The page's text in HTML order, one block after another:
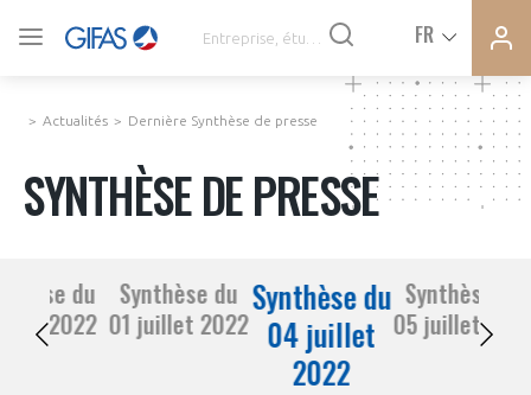
FR
SYNTHÈSE DE PRESSE
Actualités Dernière Synthèse de presse
SYNTHÈSE DE PRESSE
du
30 juin 2022
Synthèse du
01 juillet 2022
Synthèse du
04 juillet
2022
Synthèse du
05 juillet
VOUS ÊTES ADHÉRENTS
DEMANDE D’ADHÉSION